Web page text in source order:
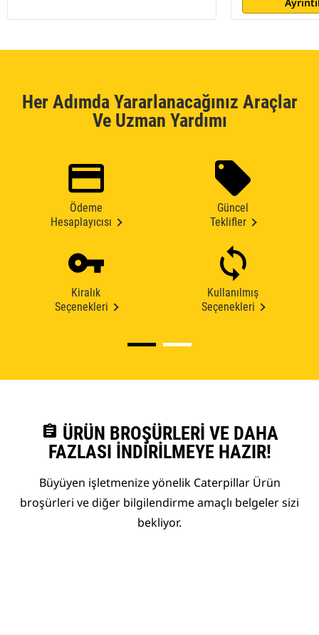
Her Adımda Yararlanacağınız Araçlar
Ve Uzman Yardımı
Ödeme
Hesaplayıcısı
Güncel
Teklifler
Kiralık
Seçenekleri
Kullanılmış
Seçenekleri
assignment ÜRÜN BROŞÜRLERI VE DAHA
FAZLASI İNDIRILMEYE HAZIR!
Büyüyen işletmenize yönelik Caterpillar Ürün
broşürleri ve diğer bilgilendirme amaçlı belgeler sizi
bekliyor.